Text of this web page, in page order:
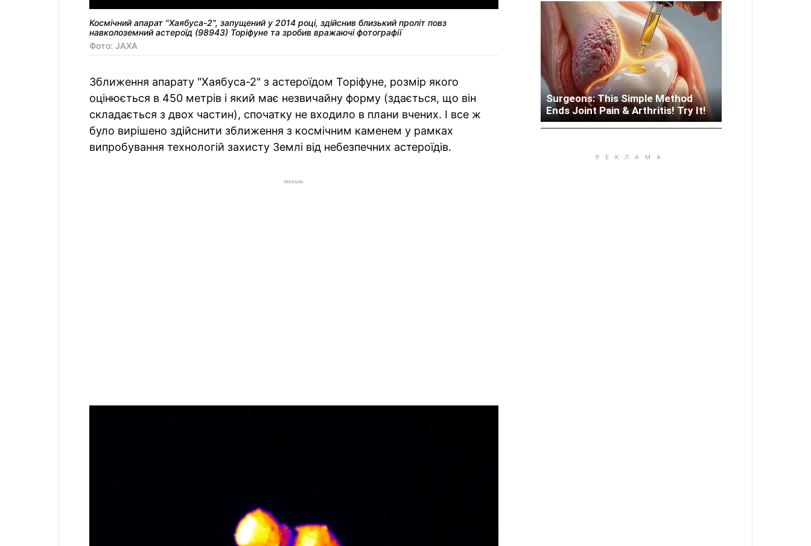
Космічний апарат "Хаябуса-2", запущений у 2014 році, здійснив близький проліт повз
навколоземний астероїд (98943) Торіфуне та зробив вражаючі фотографії
Фото: JAXA
Зближення апарату "Хаябуса-2" з астероїдом Торіфуне, розмір якого
оцінюється в 450 метрів і який має незвичайну форму (здається, що він
складається з двох частин), спочатку не входило в плани вчених. І все ж
було вирішено здійснити зближення з космічним каменем у рамках
випробування технологій захисту Землі від небезпечних астероїдів.
РЕКЛАМА
Surgeons: This Simple Method
Ends Joint Pain & Arthritis! Try It!
Woman Lives In Garage - Don't
Judge Until You Peek Inside